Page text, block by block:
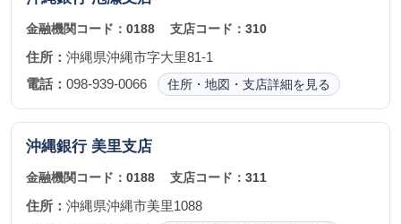
金融機関コード： 0188 支店コード：310
住所： 沖縄県沖縄市字大里81-1
電話： 098-939-0066 住所・地図・支店詳細を見る
沖縄銀行 美里支店
金融機関コード： 0188 支店コード：311
住所： 沖縄県沖縄市美里1088